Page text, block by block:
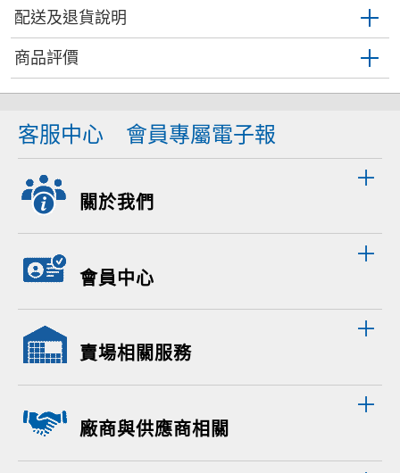
配送及退貨說明
商品評價
客服中心 會員專屬電子報
關於我們
會員中心
賣場相關服務
廠商與供應商相關